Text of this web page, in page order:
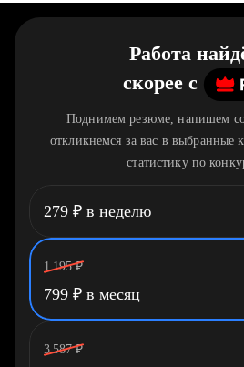
Работа
скорее c
Поднимем резюме, напишем
откликнемся за вас в
статистику по
279 ₽ в неделю
1 195 ₽
799 ₽ в месяц
3 587 ₽